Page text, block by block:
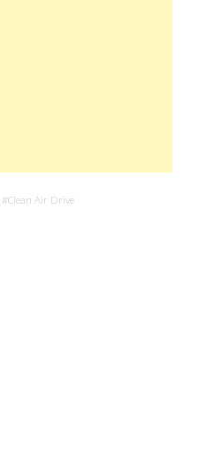
#Clean Air Drive